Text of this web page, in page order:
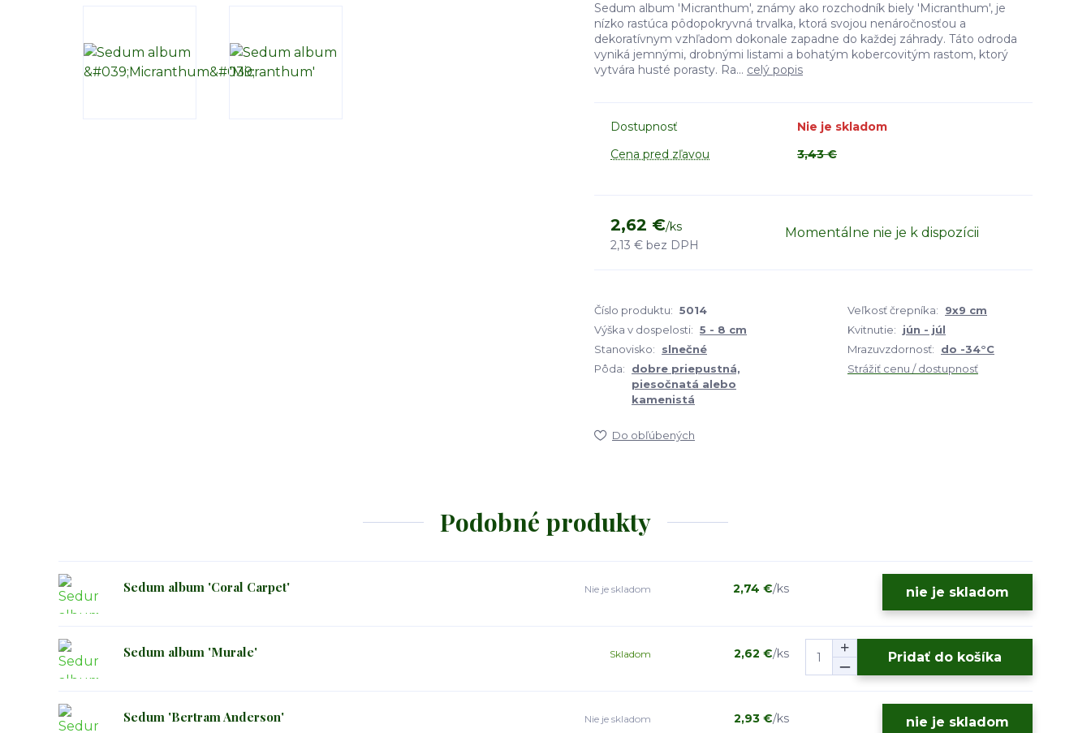
Sedum album 'Micranthum', známy ako rozchodník biely 'Micranthum', je
nízko rastúca pôdopokryvná trvalka, ktorá svojou nenáročnosťou a
dekoratívnym vzhľadom dokonale zapadne do každej záhrady. Táto odroda
vyniká jemnými, drobnými listami a bohatým kobercovitým rastom, ktorý
vytvára husté porasty. Ra... celý popis
Dostupnosť
Nie je skladom
Cena pred zľavou
3,43 €
2,62 €/ks
2,13 € bez DPH
Momentálne nie je k dispozícii
Číslo produktu: 5014 Veľkosť črepníka:
9x9 cm
Výška v dospelosti: 5 - 8 cm Kvitnutie:
jún - júl
Stanovisko:
slnečné Mrazuvzdornosť:
do -34°C
Pôda:
dobre priepustná,
piesočnatá alebo
kamenistá
Strážiť cenu / dostupnosť
Do obľúbených
Podobné produkty
Sedum album 'Coral Carpet' 2,74 €/ks
Nie je skladom nie je skladom
Sedum album 'Murale' 2,62 €/ks
Skladom Pridať do košíka
Sedum 'Bertram Anderson' 2,93 €/ks
Nie je skladom nie je skladom